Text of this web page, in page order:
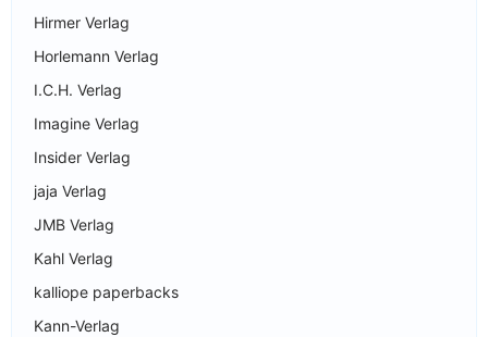
Hirmer Verlag
Horlemann Verlag
I.C.H. Verlag
Imagine Verlag
Insider Verlag
jaja Verlag
JMB Verlag
Kahl Verlag
kalliope paperbacks
Kann-Verlag